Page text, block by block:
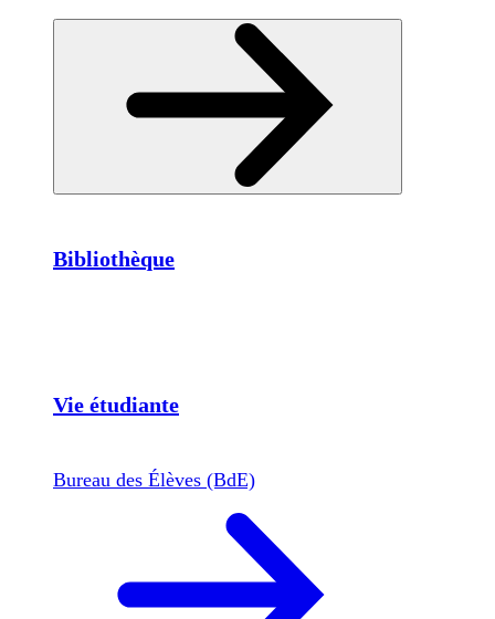
Bibliothèque
Vie étudiante
Bureau des Élèves (BdE)